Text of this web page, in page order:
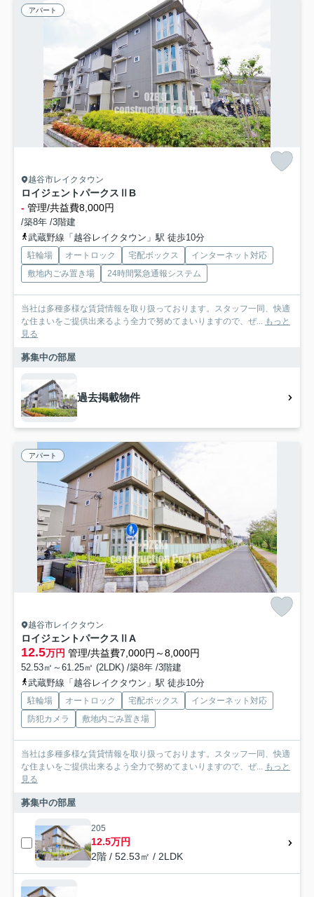
アパート
越谷市レイクタウン
ロイジェントパークスⅡB
- 管理/共益費8,000円
/築8年 /3階建
武蔵野線「越谷レイクタウン」駅 徒歩10分
駐輪場 オートロック 宅配ボックス
インターネット対応
敷地内ごみ置き場
24時間緊急通報システム
当社は多種多様な賃貸情報を取り扱っております。スタッフ一同、快適
な住まいをご提供出来るよう全力で努めてまいりますので、ぜ... もっと
見る
募集中の部屋
過去掲載物件
アパート
越谷市レイクタウン
ロイジェントパークスⅡA
12.5万円 管理/共益費7,000円～8,000円
52.53㎡～61.25㎡ (2LDK) /築8年 /3階建
武蔵野線「越谷レイクタウン」駅 徒歩10分
駐輪場 オートロック 宅配ボックス
インターネット対応
防犯カメラ
敷地内ごみ置き場
当社は多種多様な賃貸情報を取り扱っております。スタッフ一同、快適
な住まいをご提供出来るよう全力で努めてまいりますので、ぜ... もっと
見る
募集中の部屋
205
12.5万円
2階 / 52.53㎡ / 2LDK